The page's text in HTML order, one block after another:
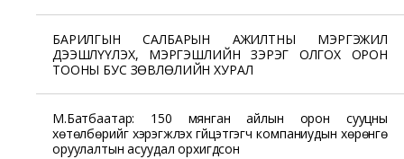
БАРИЛГЫН САЛБАРЫН АЖИЛТНЫ МЭРГЭЖИЛ
ДЭЭШЛҮҮЛЭХ, МЭРГЭШЛИЙН ЗЭРЭГ ОЛГОХ ОРОН
ТООНЫ БУС ЗӨВЛӨЛИЙН ХУРАЛ
М.Батбаатар: 150 мянган айлын орон сууцны
хөтөлбөрийг хэрэгжүүлэх гүйцэтгэгч компаниудын хөрөнгө
оруулалтын асуудал орхигдсон